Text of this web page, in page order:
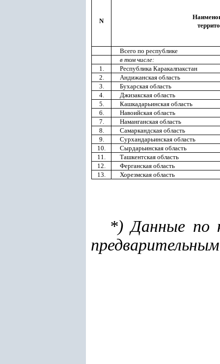
N
Всего по республике
в том числе:
1.
Республика Каракалпакстан
2.
Андижанская область
3.
Бухарская область
4.
Джизакская область
5.
Кашкадарьинская область
6.
Навоийская область
7.
Наманганская область
8.
Самаркандская область
9.
Сурхандарьинская область
10.
Сырдарьинская область
11.
Ташкентская область
12.
Ферганская область
13.
Хорезмская область
*) Данные по